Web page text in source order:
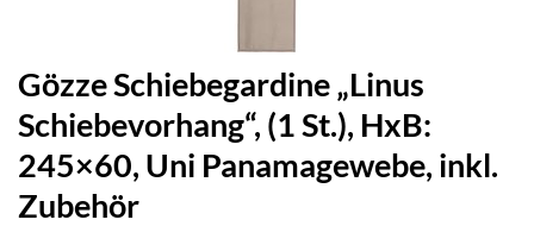
Gözze Schiebegardine „Linus
Schiebevorhang“, (1 St.), HxB:
245×60, Uni Panamagewebe, inkl.
Zubehör